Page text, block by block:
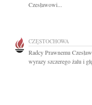
Czesławowi...
CZĘSTOCHOWA
Radcy Prawnemu
wyrazy szczerego żalu i